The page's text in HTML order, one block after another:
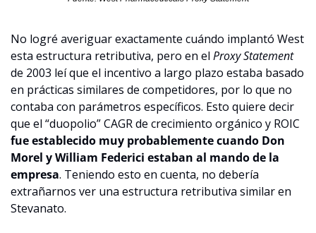
No logré averiguar exactamente cuándo implantó West
esta estructura retributiva, pero en el Proxy Statement
de 2003 leí que el incentivo a largo plazo estaba basado
en prácticas similares de competidores, por lo que no
contaba con parámetros específicos. Esto quiere decir
fue establecido muy probablemente cuando Don
Morel y William Federici estaban al mando de la
empresa. Teniendo esto en cuenta, no debería
extrañarnos ver una estructura retributiva similar en
Stevanato.